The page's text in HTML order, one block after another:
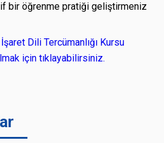
bir öğrenme pratiği geliştirmeniz
Dili Tercümanlığı Kursu
için tıklayabilirsiniz.